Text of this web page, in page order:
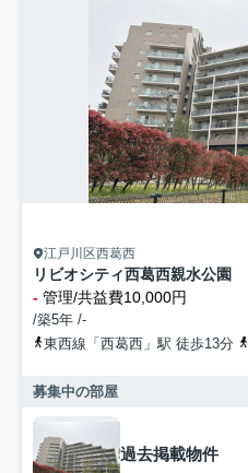
江戸川区西葛西
リビオシティ西葛西親水公園
- 管理/共益費10,000円
/築5年 /-
東西線「西葛西」駅 徒歩13分
募集中の部屋
過去掲載物件